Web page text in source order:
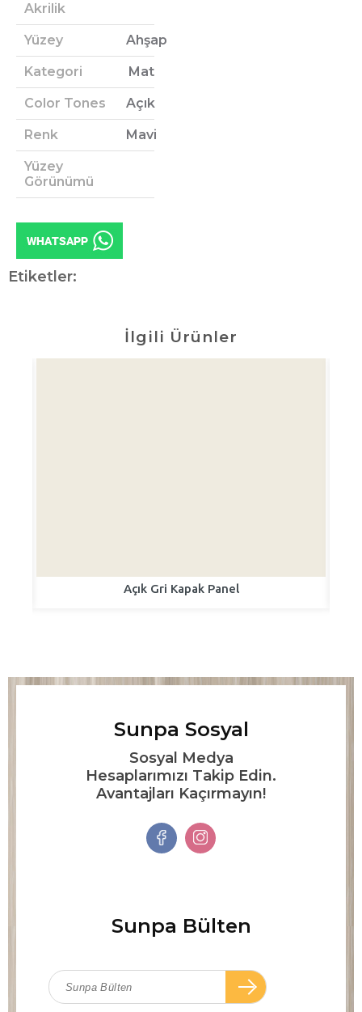
Akrilik
Yüzey Ahşap
Kategori Mat
Color Tones Açık
Renk Mavi
Yüzey
Görünümü
Etiketler:
İlgili Ürünler
Açık Gri Kapak Panel
Sunpa Sosyal
Sosyal Medya
Hesaplarımızı Takip Edin.
Avantajları Kaçırmayın!
Sunpa Bülten